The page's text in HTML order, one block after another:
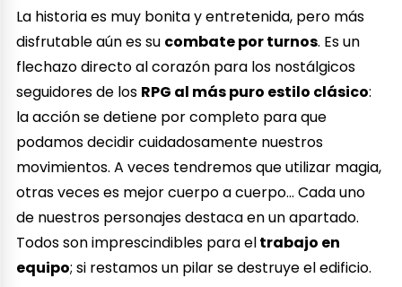
La historia es muy bonita y entretenida, pero más
disfrutable aún es su combate por turnos. Es un
flechazo directo al corazón para los nostálgicos
seguidores de los RPG al más puro estilo clásico:
la acción se detiene por completo para que
podamos decidir cuidadosamente nuestros
movimientos. A veces tendremos que utilizar magia,
otras veces es mejor cuerpo a cuerpo… Cada uno
de nuestros personajes destaca en un apartado.
Todos son imprescindibles para eltrabajo en
equipo; si restamos un pilar se destruye el edificio.